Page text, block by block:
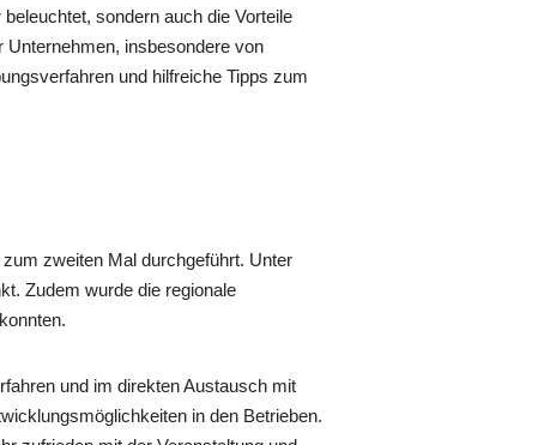
sondern auch die Vorteile
Unternehmen, insbesondere von
und hilfreiche Tipps zum
zweiten Mal durchgeführt. Unter
Zudem wurde die regionale
und im direkten Austausch mit
in den Betrieben.